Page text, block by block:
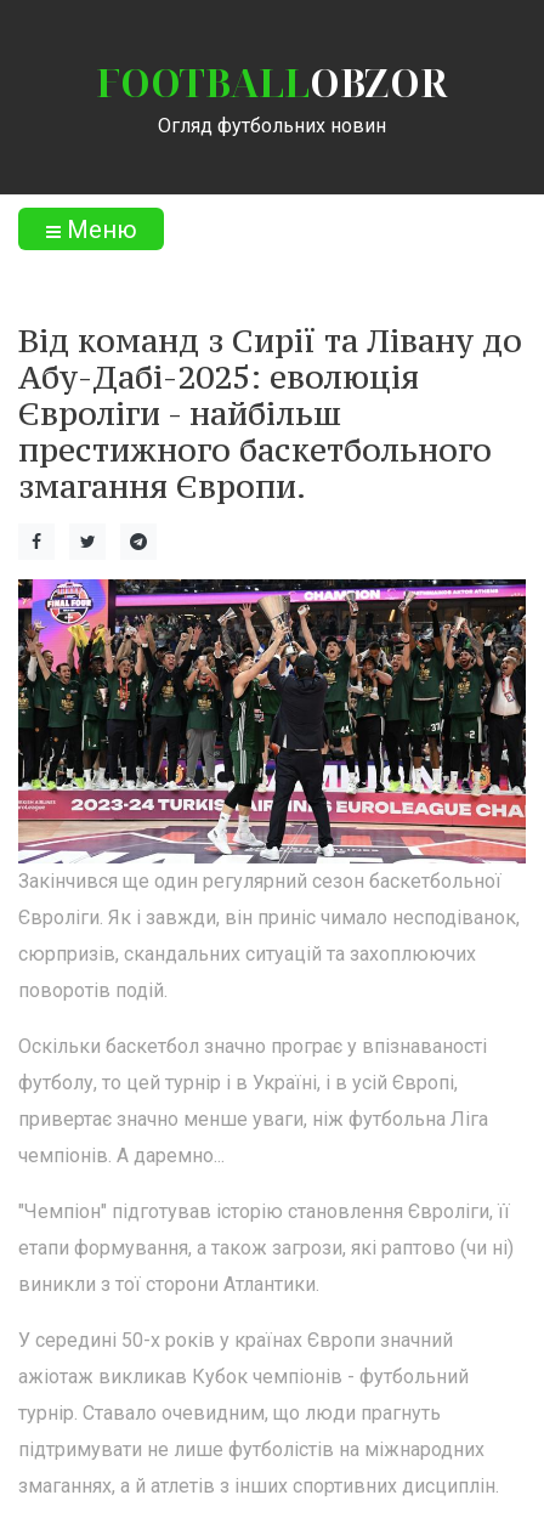
FOOTBALLOBZOR
Огляд футбольних новин
Меню
Від команд з Сирії та Лівану до
Абу-Дабі-2025: еволюція
Євроліги - найбільш
престижного баскетбольного
змагання Європи.
Закінчився ще один регулярний сезон баскетбольної
Євроліги. Як і завжди, він приніс чимало несподіванок,
сюрпризів, скандальних ситуацій та захоплюючих
поворотів подій.
Оскільки баскетбол значно програє у впізнаваності
футболу, то цей турнір і в Україні, і в усій Європі,
привертає значно менше уваги, ніж футбольна Ліга
чемпіонів. А даремно...
"Чемпіон" підготував історію становлення Євроліги, її
етапи формування, а також загрози, які раптово (чи ні)
виникли з тої сторони Атлантики.
У середині 50-х років у країнах Європи значний
ажіотаж викликав Кубок чемпіонів - футбольний
турнір. Ставало очевидним, що люди прагнуть
підтримувати не лише футболістів на міжнародних
змаганнях, а й атлетів з інших спортивних дисциплін.